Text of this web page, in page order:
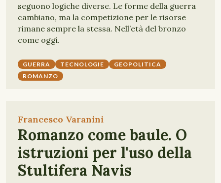
seguono logiche diverse. Le forme della guerra
cambiano, ma la competizione per le risorse
rimane sempre la stessa. Nell’età del bronzo
come oggi.
GUERRA TECNOLOGIE
GEOPOLITICA
ROMANZO
Francesco Varanini
Romanzo come baule. O
istruzioni per l'uso della
Stultifera Navis